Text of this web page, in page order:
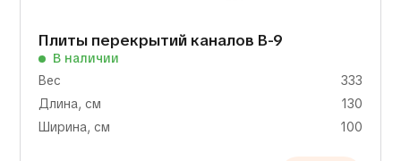
Плиты перекрытий каналов В-9
В наличии
Вес
333
Длина, см
130
Ширина, см
100